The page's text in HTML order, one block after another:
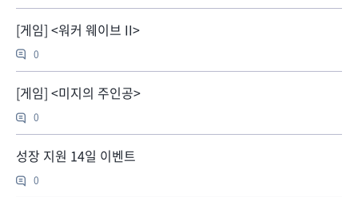
[게임] <워커 웨이브 II>
0
[게임] <미지의 주인공>
0
성장 지원 14일 이벤트
0